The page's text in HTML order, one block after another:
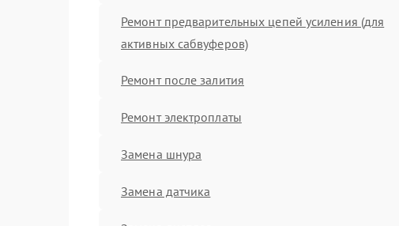
Ремонт предварительных цепей усиления (для
активных сабвуферов)
Ремонт после залития
Ремонт электроплаты
Замена шнура
Замена датчика